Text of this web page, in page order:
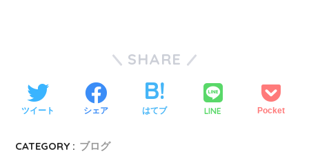
SHARE
ツイート シェア はてブ LINE Pocket
CATEGORY : ブログ